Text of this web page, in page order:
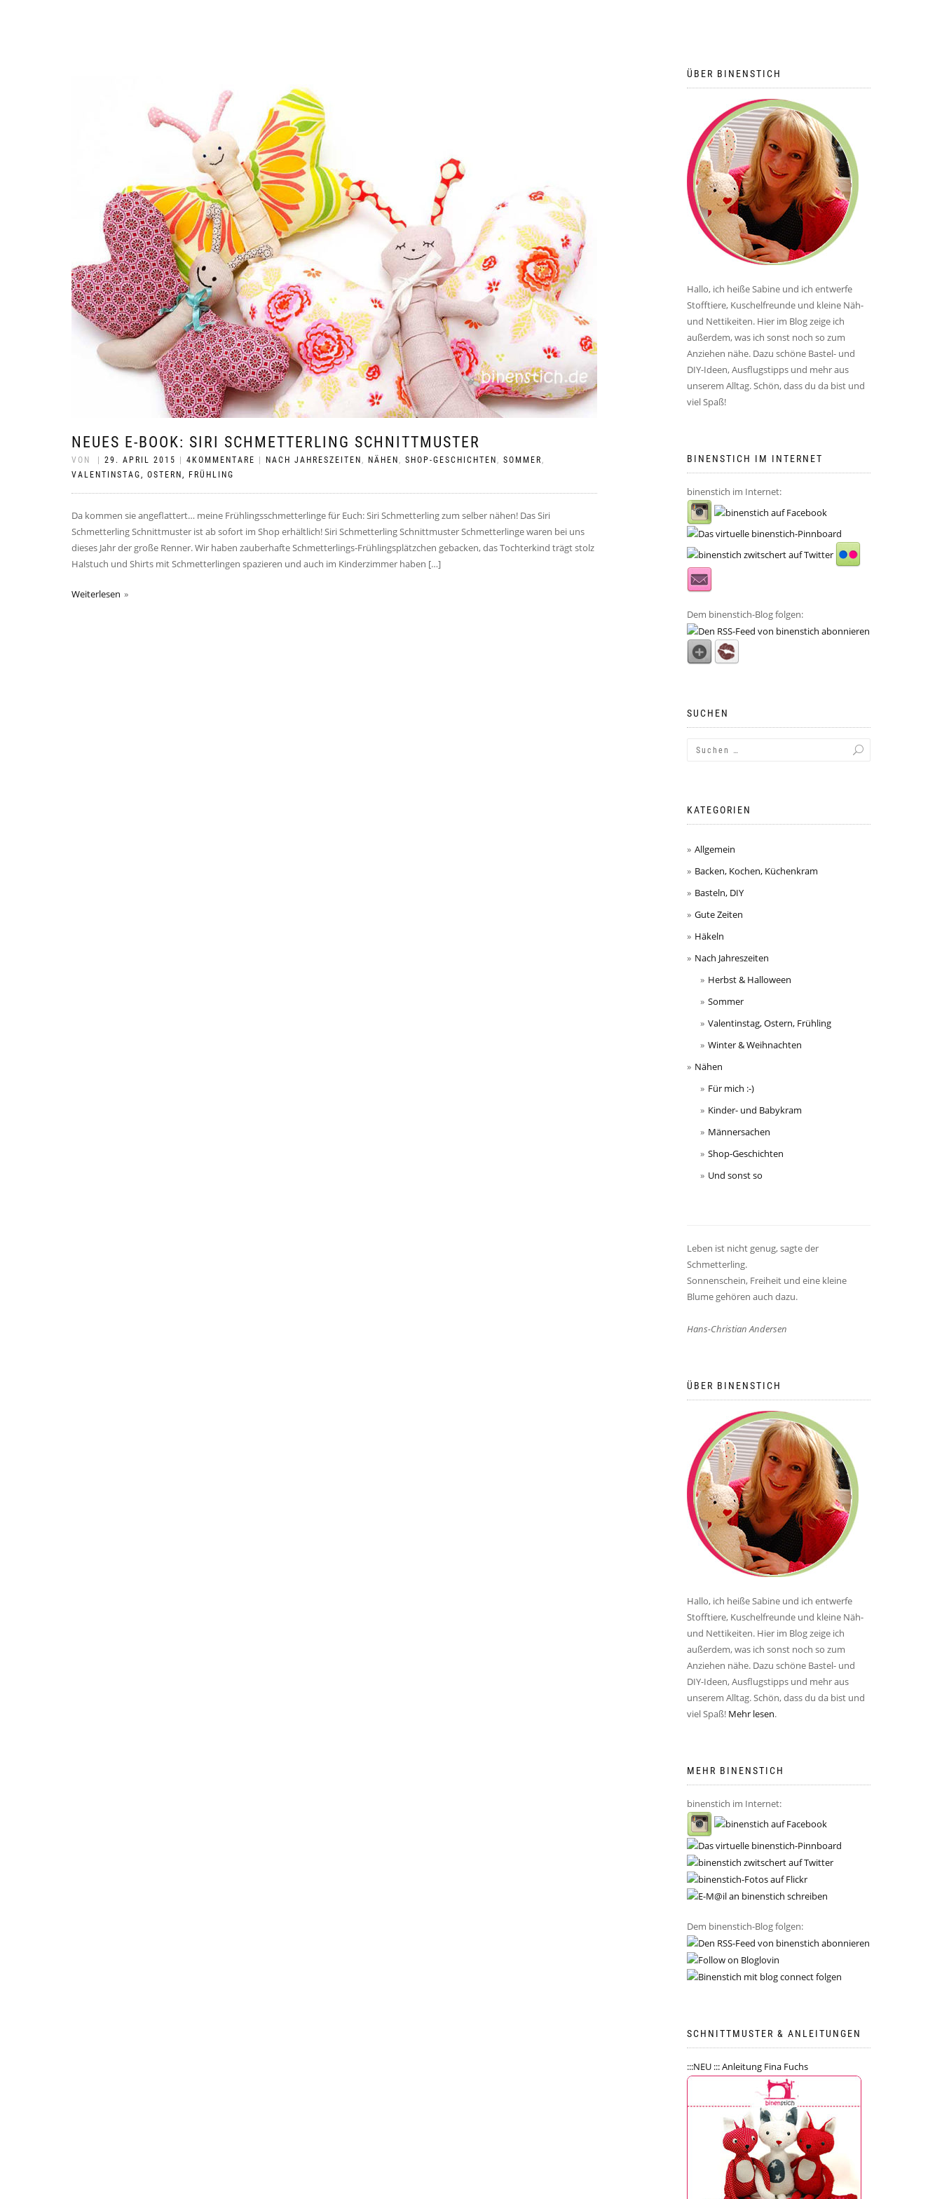
NEUES E-BOOK: SIRI SCHMETTERLING SCHNITTMUSTER
VON 29. APRIL 2015 4KOMMENTARE NACH JAHRESZEITEN , NÄHEN , SHOP-GESCHICHTEN , SOMMER ,
VALENTINSTAG, OSTERN, FRÜHLING
Da kommen sie angeflattert… meine Frühlingsschmetterlinge für Euch: Siri Schmetterling zum selber nähen! Das Siri
Schmetterling Schnittmuster ist ab sofort im Shop erhältlich! Siri Schmetterling Schnittmuster Schmetterlinge waren bei uns
dieses Jahr der große Renner. Wir haben zauberhafte Schmetterlings-Frühlingsplätzchen gebacken, das Tochterkind trägt stolz
Halstuch und Shirts mit Schmetterlingen spazieren und auch im Kinderzimmer haben […]
Weiterlesen
ÜBER BINENSTICH
Hallo, ich heiße Sabine und ich entwerfe
Stofftiere, Kuschelfreunde und kleine Näh-
und Nettikeiten. Hier im Blog zeige ich
außerdem, was ich sonst noch so zum
Anziehen nähe. Dazu schöne Bastel- und
DIY-Ideen, Ausflugstipps und mehr aus
unserem Alltag. Schön, dass du da bist und
viel Spaß!
BINENSTICH IM INTERNET
binenstich im Internet:
Dem binenstich-Blog folgen:
SUCHEN
KATEGORIEN
Allgemein
Backen, Kochen, Küchenkram
Basteln, DIY
Gute Zeiten
Häkeln
Nach Jahreszeiten
Herbst & Halloween
Sommer
Valentinstag, Ostern, Frühling
Winter & Weihnachten
Nähen
Für mich :-)
Kinder- und Babykram
Männersachen
Shop-Geschichten
Und sonst so
Leben ist nicht genug, sagte der
Schmetterling.
Sonnenschein, Freiheit und eine kleine
Blume gehören auch dazu.
Hans-Christian Andersen
ÜBER BINENSTICH
Hallo, ich heiße Sabine und ich entwerfe
Stofftiere, Kuschelfreunde und kleine Näh-
und Nettikeiten. Hier im Blog zeige ich
außerdem, was ich sonst noch so zum
Anziehen nähe. Dazu schöne Bastel- und
DIY-Ideen, Ausflugstipps und mehr aus
unserem Alltag. Schön, dass du da bist und
viel Spaß! Mehr lesen.
MEHR BINENSTICH
binenstich im Internet:
Dem binenstich-Blog folgen:
SCHNITTMUSTER & ANLEITUNGEN
:::NEU ::: Anleitung Fina Fuchs